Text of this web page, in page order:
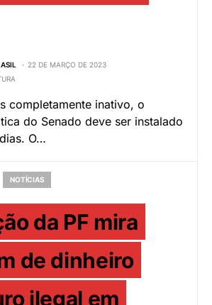
22 DE MARÇO DE 2023
completamente inativo, o
do Senado deve ser instalado
O…
NOTÍCIAS
da PF mira
de dinheiro
ilegal em